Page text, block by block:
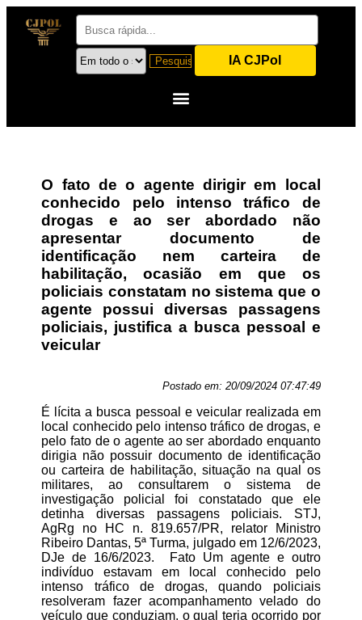
IA CJPol
O fato de o agente dirigir em local
conhecido pelo intenso tráfico de
drogas e ao ser abordado não
apresentar documento de
identificação nem carteira de
habilitação, ocasião em que os
policiais constatam no sistema que o
agente possui diversas passagens
policiais, justifica a busca pessoal e
veicular
Postado em: 20/09/2024 07:47:49
É lícita a busca pessoal e veicular realizada em
local conhecido pelo intenso tráfico de drogas, e
pelo fato de o agente ao ser abordado enquanto
dirigia não possuir documento de identificação
ou carteira de habilitação, situação na qual os
militares, ao consultarem o sistema de
investigação policial foi constatado que ele
detinha diversas passagens policiais. STJ,
AgRg no HC n. 819.657/PR, relator Ministro
Ribeiro Dantas, 5ª Turma, julgado em 12/6/2023,
DJe de 16/6/2023. Fato Um agente e outro
indivíduo estavam em local conhecido pelo
intenso tráfico de drogas, quando policiais
resolveram fazer acompanhamento velado do
veículo que conduziam, o qual teria ocorrido por